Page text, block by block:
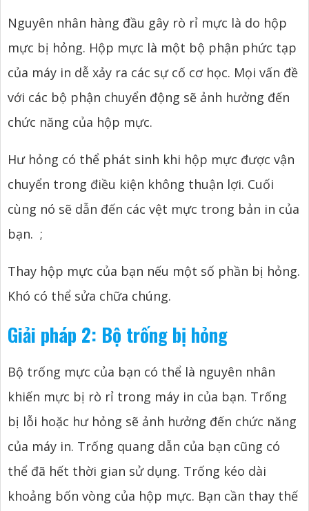
Nguyên nhân hàng đầu gây rò rỉ mực là do hộp
mực bị hỏng. Hộp mực là một bộ phận phức tạp
của máy in dễ xảy ra các sự cố cơ học. Mọi vấn đề
với các bộ phận chuyển động sẽ ảnh hưởng đến
chức năng của hộp mực.
Hư hỏng có thể phát sinh khi hộp mực được vận
chuyển trong điều kiện không thuận lợi. Cuối
cùng nó sẽ dẫn đến các vệt mực trong bản in của
bạn. ;
Thay hộp mực của bạn nếu một số phần bị hỏng.
Khó có thể sửa chữa chúng.
Giải pháp 2: Bộ trống bị hỏng
Bộ trống mực của bạn có thể là nguyên nhân
khiến mực bị rò rỉ trong máy in của bạn. Trống
bị lỗi hoặc hư hỏng sẽ ảnh hưởng đến chức năng
của máy in. Trống quang dẫn của bạn cũng có
thể đã hết thời gian sử dụng. Trống kéo dài
khoảng bốn vòng của hộp mực. Bạn cần thay thế